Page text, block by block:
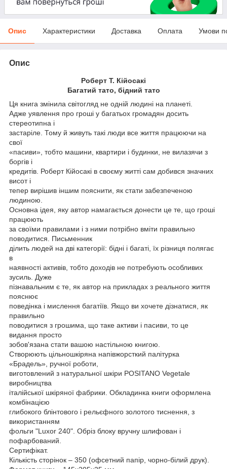
Опис Характеристики Доставка Оплата Умови
Опис
Роберт Т. Кійосакі
Багатий тато, бідний тато
Ця книга змінила світогляд не одній людині на планеті.
Адже уявлення про гроші у багатьох громадян досить
стереотипна і
застаріле. Тому й живуть такі люди все життя працюючи на
свої
«пасиви», тобто машини, квартири і будинки, не вилазячи з
боргів і
кредитів. Роберт Кійосакі в своєму житті сам добився значних
висот і
тепер вирішив іншим пояснити, як стати забезпеченою
людиною.
Основна ідея, яку автор намагається донести це те, що гроші
працюють
за своїми правилами і з ними потрібно вміти правильно
поводитися. Письменник
ділить людей на дві категорії: бідні і багаті, їх різниця полягає
в
наявності активів, тобто доходів не потребують особливих
зусиль. Дуже
пізнавальним є те, як автор на прикладах з реального життя
пояснює
поведінка і мислення багатіїв. Якщо ви хочете дізнатися, як
правильно
поводитися з грошима, що таке активи і пасиви, то це
видання просто
зобов'язана стати вашою настільною книгою.
Створюють цільношкіряна напівжорсткий палітурка
«Брадель», ручної роботи,
виготовлений з натуральної шкіри POSITANO Vegetale
виробництва
італійської шкіряної фабрики. Обкладинка книги оформлена
комбінацією
глибокого блінтового і рельєфного золотого тиснення, з
використанням
фольги "Luxor 240". Обріз блоку вручну шлифован і
пофарбований.
Сертифікат.
Кількість сторінок – 350 (офсетний папір, чорно-білий друк).